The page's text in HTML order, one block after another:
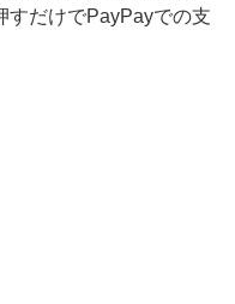
すだけでPayPayでの支